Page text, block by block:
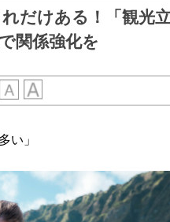
だけある！「観光
関係強化を
い」